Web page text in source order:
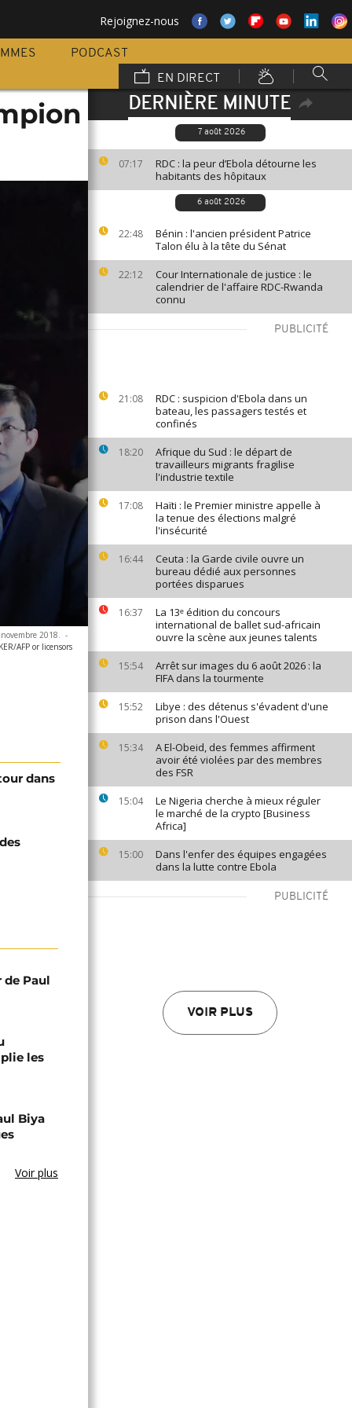
Rejoignez-nous
PODCAST
EN DIRECT
DERNIÈRE MINUTE
7 août 2026
07:17
RDC : la peur d’Ebola détourne les
habitants des hôpitaux
6 août 2026
22:48
Bénin : l'ancien président Patrice
Talon élu à la tête du Sénat
22:12
Cour Internationale de justice : le
calendrier de l'affaire RDC-Rwanda
connu
PUBLICITÉ
21:08
RDC : suspicion d'Ebola dans un
bateau, les passagers testés et
confinés
18:20
Afrique du Sud : le départ de
travailleurs migrants fragilise
l'industrie textile
17:08
Haïti : le Premier ministre appelle à
la tenue des élections malgré
l'insécurité
16:44
Ceuta : la Garde civile ouvre un
bureau dédié aux personnes
portées disparues
16:37
La 13ᵉ édition du concours
international de ballet sud-africain
ouvre la scène aux jeunes talents
15:54
Arrêt sur images du 6 août 2026 : la
FIFA dans la tourmente
15:52
Libye : des détenus s'évadent d'une
prison dans l'Ouest
15:34
A El-Obeid, des femmes affirment
avoir été violées par des membres
des FSR
15:04
Le Nigeria cherche à mieux réguler
le marché de la crypto [Business
Africa]
15:00
Dans l'enfer des équipes engagées
dans la lutte contre Ebola
PUBLICITÉ
VOIR PLUS
2018. -
AFP or licensors
dans
Paul
les
Biya
Voir plus